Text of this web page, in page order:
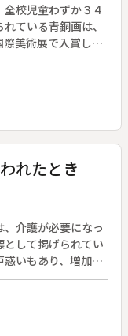
校児童わずか３４
ている青銅画は、
美術展で入賞し、
学校に贈られたの
だった。がんと闘
味」を考える。◆
んで余命３か月と
地球と競売人」。
厳しい練習を積ん
げた。この公演
三沢小学校の子供
を深めた。
れたとき
介護が必要になっ
して掲げられてい
いもあり、増加す
きは不透明だ。長
グループホームで
場に携わってい
方を模索してき